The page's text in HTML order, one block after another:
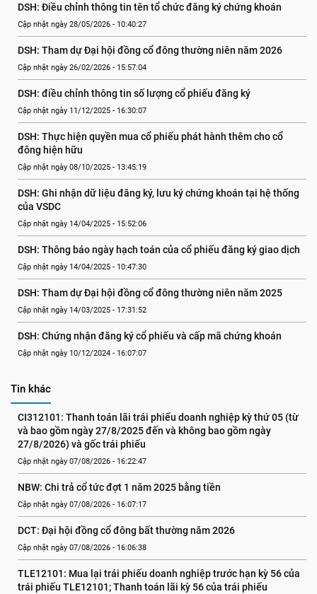
DSH: Điều chỉnh thông tin tên tổ chức đăng ký chứng khoán
Cập nhật ngày 28/05/2026 - 10:40:27
DSH: Tham dự Đại hội đồng cổ đông thường niên năm 2026
Cập nhật ngày 26/02/2026 - 15:57:04
DSH: điều chỉnh thông tin số lượng cổ phiếu đăng ký
Cập nhật ngày 11/12/2025 - 16:30:07
DSH: Thực hiện quyền mua cổ phiếu phát hành thêm cho cổ
đông hiện hữu
Cập nhật ngày 08/10/2025 - 13:45:19
DSH: Ghi nhận dữ liệu đăng ký, lưu ký chứng khoán tại hệ thống
của VSDC
Cập nhật ngày 14/04/2025 - 15:52:06
DSH: Thông báo ngày hạch toán của cổ phiếu đăng ký giao dịch
Cập nhật ngày 14/04/2025 - 10:47:30
DSH: Tham dự Đại hội đồng cổ đông thường niên năm 2025
Cập nhật ngày 14/03/2025 - 17:31:52
DSH: Chứng nhận đăng ký cổ phiếu và cấp mã chứng khoán
Cập nhật ngày 10/12/2024 - 16:07:07
Tin khác
CI312101: Thanh toán lãi trái phiếu doanh nghiệp kỳ thứ 05 (từ
và bao gồm ngày 27/8/2025 đến và không bao gồm ngày
27/8/2026) và gốc trái phiếu
Cập nhật ngày 07/08/2026 - 16:22:47
NBW: Chi trả cổ tức đợt 1 năm 2025 bằng tiền
Cập nhật ngày 07/08/2026 - 16:07:17
DCT: Đại hội đồng cổ đông bất thường năm 2026
Cập nhật ngày 07/08/2026 - 16:06:38
TLE12101: Mua lại trái phiếu doanh nghiệp trước hạn kỳ 56 của
trái phiếu TLE12101; Thanh toán lãi kỳ 56 của trái phiếu